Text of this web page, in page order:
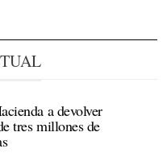
a devolver
tres millones de